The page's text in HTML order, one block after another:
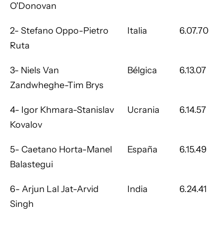
O'Donovan
2- Stefano Oppo-Pietro
Ruta
Italia 6.07.70
3- Niels Van
Zandwheghe-Tim Brys
Bélgica 6.13.07
4- Igor Khmara-Stanislav
Kovalov
Ucrania 6.14.57
5- Caetano Horta-Manel
Balastegui
España 6.15.49
6- Arjun Lal Jat-Arvid
Singh
India 6.24.41